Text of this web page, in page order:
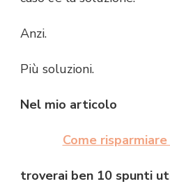
Anzi.
Più soluzioni.
Nel mio articolo
Come
troverai ben 10 spunti